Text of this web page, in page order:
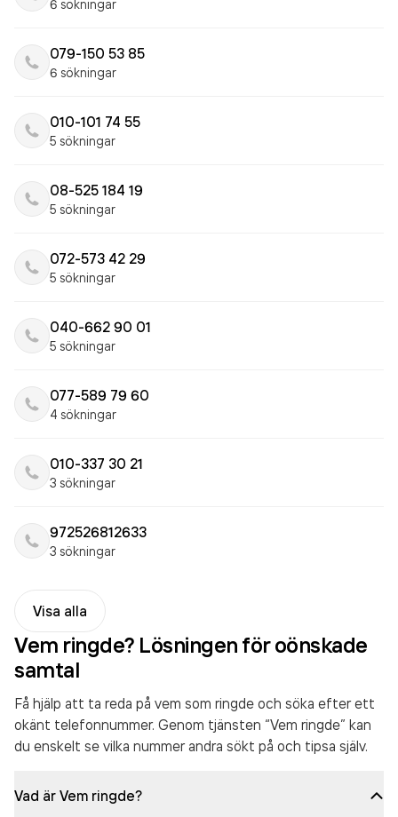
6 sökningar
079-150 53 85
6 sökningar
010-101 74 55
5 sökningar
08-525 184 19
5 sökningar
072-573 42 29
5 sökningar
040-662 90 01
5 sökningar
077-589 79 60
4 sökningar
010-337 30 21
3 sökningar
972526812633
3 sökningar
Visa alla
Vem ringde? Lösningen för oönskade
samtal
Få hjälp att ta reda på vem som ringde och söka efter ett
okänt telefonnummer. Genom tjänsten “Vem ringde” kan
du enskelt se vilka nummer andra sökt på och tipsa själv.
Vad är Vem ringde?